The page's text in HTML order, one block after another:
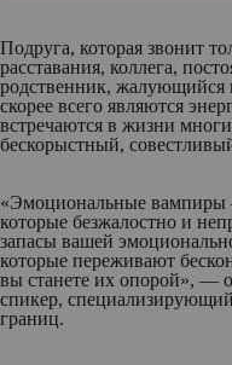
Подруга, которая звонит
расставания, коллега,
родственник, жалующийся
скорее всего являются
встречаются в жизни
бескорыстный,
«Эмоциональные вампиры
которые безжалостно и
запасы вашей
которые переживают
вы станете их опорой», —
спикер,
границ.